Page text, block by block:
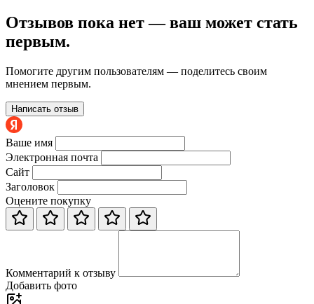
Отзывов пока нет — ваш может стать
первым.
Помогите другим пользователям — поделитесь своим
мнением первым.
Написать отзыв
Ваше имя
Электронная почта
Сайт
Заголовок
Оцените покупку
Комментарий к отзыву
Добавить фото